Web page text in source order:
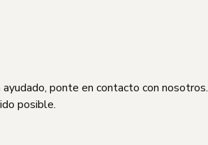
ponte en contacto con nosotros.
posible.